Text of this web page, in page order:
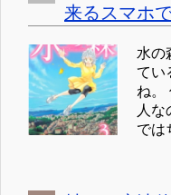
来るスマホ
水の
てい
ね。
人な
では